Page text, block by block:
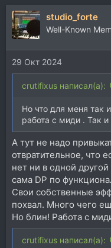
а
к
ц
и
и
:
studio_forte
Well-Known
29 Окт 2024
crutifixus написал(а):
Но что для меня так
работа с миди . Так
А тут не надо
отвратительное, что
нет ни в одной
сама DP по
Свои собственные
похвал. Много чего
Но блин! Работа с
crutifixus написал(а):